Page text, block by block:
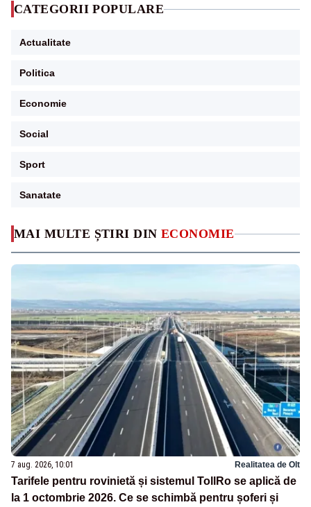
MAI MULTE ȘTIRI DIN ECONOMIE
7 aug. 2026, 10:01 Realitatea de Olt
Tarifele pentru rovinietă și sistemul TollRo se aplică de
la 1 octombrie 2026. Ce se schimbă pentru șoferi și
CATEGORII POPULARE
Actualitate
Politica
Economie
Social
Sport
Sanatate